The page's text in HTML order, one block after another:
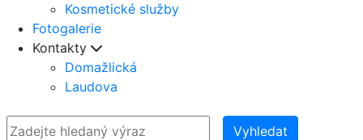
Kosmetické služby
Fotogalerie
Kontakty
Domažlická
Laudova
Vyhledat